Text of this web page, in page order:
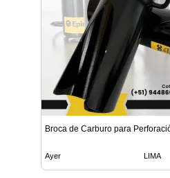
Broca de Carburo para
Ayer LIMA